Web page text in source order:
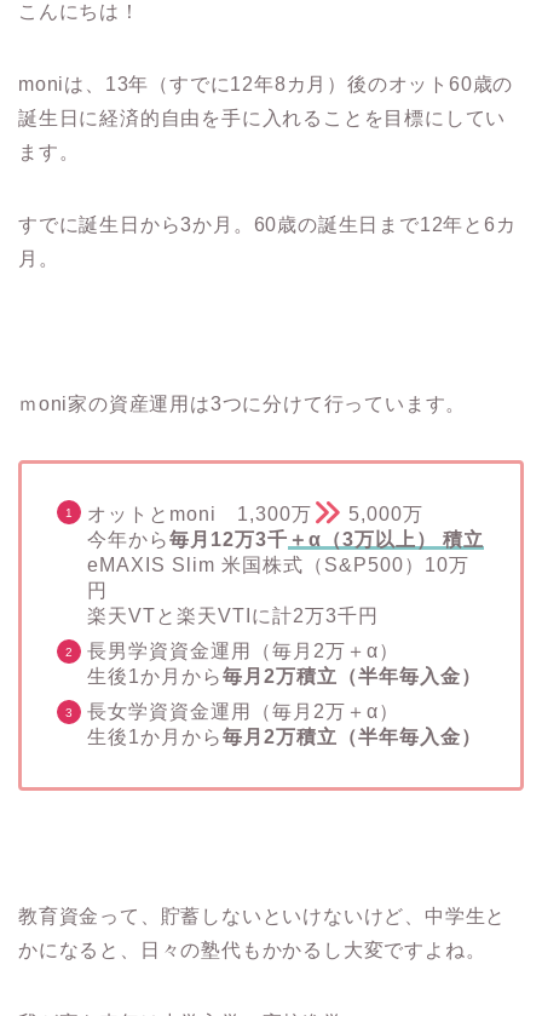
こんにちは！
moniは、13年（すでに12年8カ月）後のオット60歳の
誕生日に経済的自由を手に入れることを目標にしてい
ます。
すでに誕生日から3か月。60歳の誕生日まで12年と6カ
月。
ｍoni家の資産運用は3つに分けて行っています。
オットとmoni 1,300万
5,000万
今年から毎月12万3千 ＋α（3万以上） 積立
eMAXIS Slim 米国株式（S&P500）10万
円
楽天VTと楽天VTIに計2万3千円
長男学資資金運用（毎月2万＋α）
生後1か月から毎月2万積立（半年毎入金）
長女学資資金運用（毎月2万＋α）
生後1か月から毎月2万積立（半年毎入金）
教育資金って、貯蓄しないといけないけど、中学生と
かになると、日々の塾代もかかるし大変ですよね。